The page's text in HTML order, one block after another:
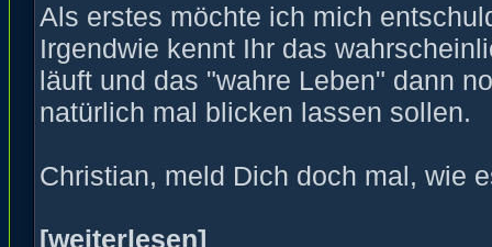
Als erstes möchte ich mich
Irgendwie kennt Ihr das
läuft und das "wahre Leben" dann
natürlich mal blicken lassen sollen.
Christian, meld Dich doch mal, wie
[weiterlesen]